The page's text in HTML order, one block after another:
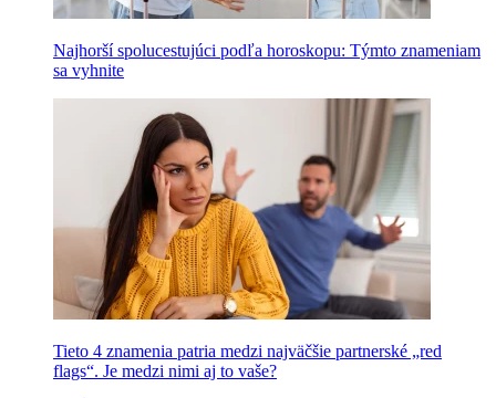
Najhorší spolucestujúci podľa horoskopu: Týmto znameniam
sa vyhnite
Tieto 4 znamenia patria medzi najväčšie partnerské „red
flags“. Je medzi nimi aj to vaše?